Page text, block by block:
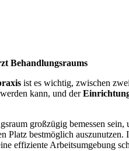
Behandlungsraums
ist es wichtig, zwischen
kann, und der
großzügig bemessen
Platz bestmöglich
effiziente Arbeitsumgebung